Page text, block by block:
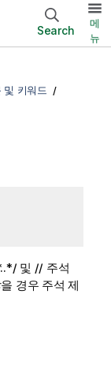
Search
메
뉴
및 키워드
및 // 주석
경우 주석 제